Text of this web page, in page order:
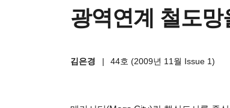
광역연계 철도
김은경 | 44호 (2009년 11월 Issue 1)